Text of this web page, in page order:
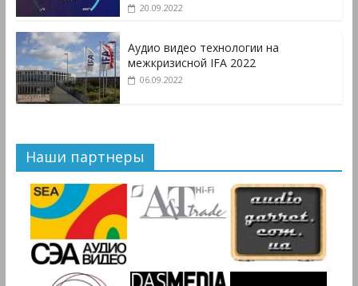
20.09.2022
Аудио видео технологии на
межкризисной IFA 2022
06.09.2022
Наши партнеры